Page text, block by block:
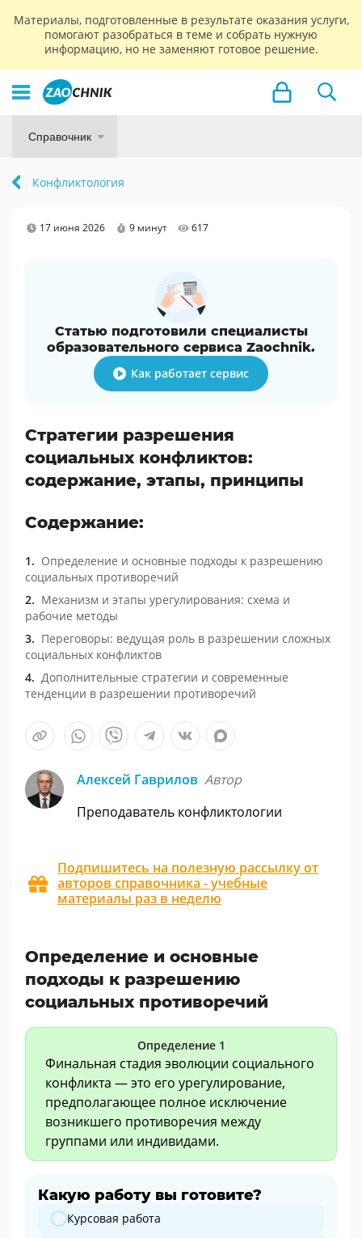
Материалы, подготовленные в результате оказания услуги,
помогают разобраться в теме и собрать нужную
информацию, но не заменяют готовое решение.
Справочник
Конфликтология
17 июня 2026 9 минут 617
Статью подготовили специалисты
образовательного сервиса Zaochnik.
Как работает сервис
Стратегии разрешения
социальных конфликтов:
содержание, этапы, принципы
Содержание:
Определение и основные подходы к разрешению
социальных противоречий
Механизм и этапы урегулирования: схема и
рабочие методы
Переговоры: ведущая роль в разрешении сложных
социальных конфликтов
Дополнительные стратегии и современные
тенденции в разрешении противоречий
Алексей Гаврилов Автор
Преподаватель конфликтологии
Подпишитесь на полезную рассылку от
авторов справочника - учебные
материалы раз в неделю
Определение и основные
подходы к разрешению
социальных противоречий
Определение 1
Финальная стадия эволюции социального
конфликта — это его урегулирование,
предполагающее полное исключение
возникшего противоречия между
группами или индивидами.
Какую работу вы готовите?
Какую работу вы готовите?
Курсовая работа